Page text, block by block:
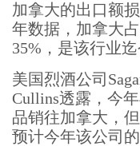
加拿大的出口额
年数据，加拿大
35%，是该行业
美国烈酒公司
Cullins透露，今
品销往加拿大，
预计今年该公司